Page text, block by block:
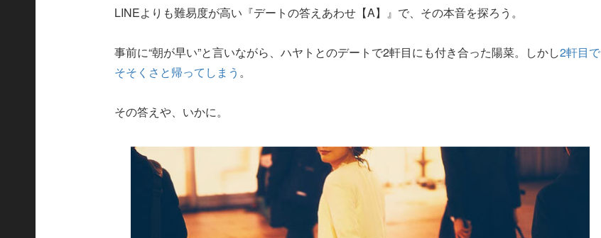
LINEよりも難易度が高い『デートの答えあわせ【A】』で、その本音を探ろう。
事前に“朝が早い”と言いながら、ハヤトとのデートで2軒目にも付き合った陽菜。しかし2軒目で
そそくさと帰ってしまう 。
その答えや、いかに。